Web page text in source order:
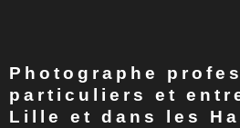
Photographe
particuliers et
Lille et dans les